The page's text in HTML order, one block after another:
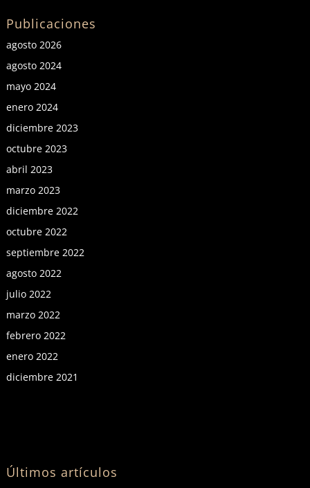
Publicaciones
agosto 2026
agosto 2024
mayo 2024
enero 2024
diciembre 2023
octubre 2023
abril 2023
marzo 2023
diciembre 2022
octubre 2022
septiembre 2022
agosto 2022
julio 2022
marzo 2022
febrero 2022
enero 2022
diciembre 2021
Últimos artículos